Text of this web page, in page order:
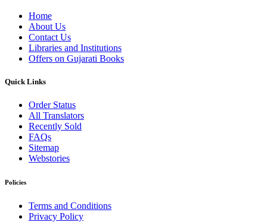
Home
About Us
Contact Us
Libraries and Institutions
Offers on Gujarati Books
Quick Links
Order Status
All Translators
Recently Sold
FAQs
Sitemap
Webstories
Policies
Terms and Conditions
Privacy Policy